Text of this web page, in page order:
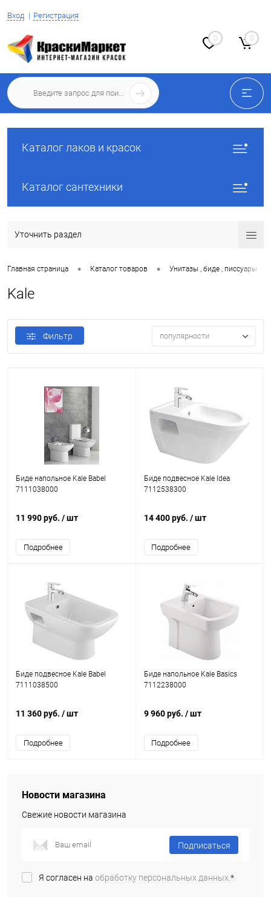
Вход Регистрация
0 0
Каталог лаков и красок
Каталог сантехники
Уточнить раздел
Главная страница • Каталог товаров • Унитазы , биде , писсуары
Kale
Фильтр популярности
Биде напольное Kale Babel
7111038000
11 990 руб. / шт
Подробнее
Биде подвесное Kale Idea
7112538300
14 400 руб. / шт
Подробнее
Биде подвесное Kale Babel
7111038500
11 360 руб. / шт
Подробнее
Биде напольное Kale Basics
7112238000
9 960 руб. / шт
Подробнее
Новости магазина
Свежие новости магазина
Подписаться
Я согласен на обработку персональных данных.*